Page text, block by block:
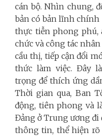
cán bộ. Nhìn chung,
bản có bản lĩnh
thực tiễn phong phú,
chức và công tác
cầu thị, tiếp cận đổi
thức làm việc. Đây
trọng để thích ứng
Thời gian qua, Ban
động, tiên phong và
Đảng ở Trung ương đi
thông tin, thể hiện